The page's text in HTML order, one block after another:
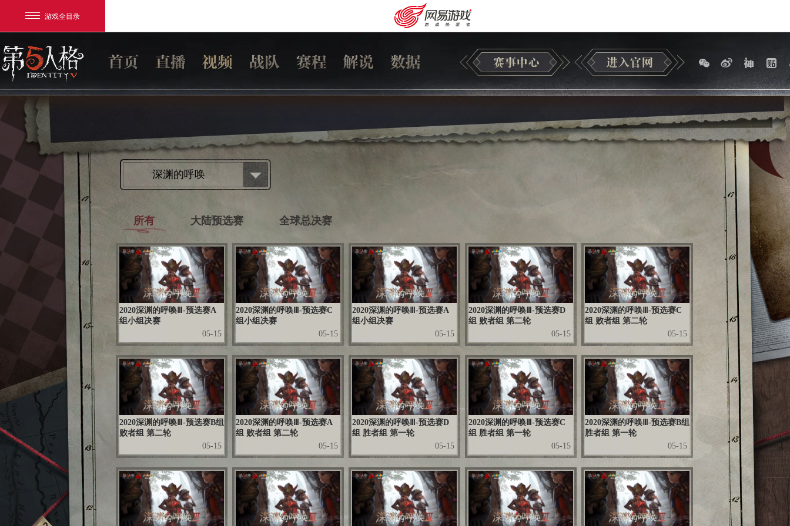
游戏全目录
游戏爱好者
我的足迹：
深渊的呼唤
所有 大陆预选赛 全球总决赛
2020深渊的呼唤Ⅲ-预选赛A
组小组决赛
05-15
2020深渊的呼唤Ⅲ-预选赛C
组小组决赛
05-15
2020深渊的呼唤Ⅲ-预选赛A
组小组决赛
05-15
2020深渊的呼唤Ⅲ-预选赛D
组 败者组 第二轮
05-15
2020深渊的呼唤Ⅲ-预选赛C
组 败者组 第二轮
05-15
2020深渊的呼唤Ⅲ-预选赛B组
败者组 第二轮
05-15
2020深渊的呼唤Ⅲ-预选赛A
组 败者组 第二轮
05-15
2020深渊的呼唤Ⅲ-预选赛D
组 胜者组 第一轮
05-15
2020深渊的呼唤Ⅲ-预选赛C
组 胜者组 第一轮
05-15
2020深渊的呼唤Ⅲ-预选赛B组
胜者组 第一轮
05-15